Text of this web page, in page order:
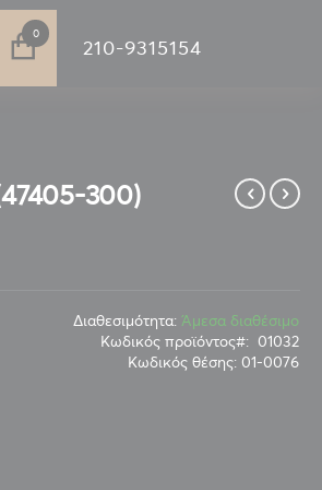
0στοιχεία
210-9315154
300)
Διαθεσιμότητα: Άμεσα διαθέσιμο
Κωδικός προϊόντος
01032
Κωδικός θέσης: 01-0076